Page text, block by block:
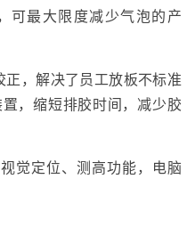
可最大限度减少气泡的产
正，解决了员工放板不标准
，缩短排胶时间，减少胶
觉定位、测高功能，电脑